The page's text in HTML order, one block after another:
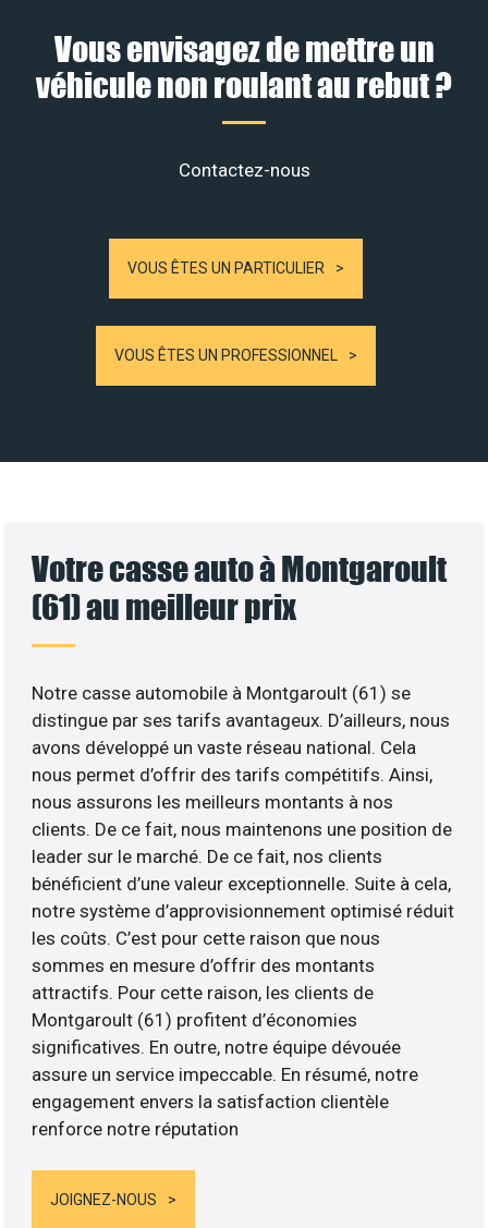
Vous envisagez de mettre un
véhicule non roulant au rebut ?
Contactez-nous
VOUS ÊTES UN PARTICULIER
VOUS ÊTES UN PROFESSIONNEL
Votre casse auto à Montgaroult
(61) au meilleur prix
Notre casse automobile à Montgaroult (61) se
distingue par ses tarifs avantageux. D’ailleurs, nous
avons développé un vaste réseau national. Cela
nous permet d’offrir des tarifs compétitifs. Ainsi,
nous assurons les meilleurs montants à nos
clients. De ce fait, nous maintenons une position de
leader sur le marché. De ce fait, nos clients
bénéficient d’une valeur exceptionnelle. Suite à cela,
notre système d’approvisionnement optimisé réduit
les coûts. C’est pour cette raison que nous
sommes en mesure d’offrir des montants
attractifs. Pour cette raison, les clients de
Montgaroult (61) profitent d’économies
significatives. En outre, notre équipe dévouée
assure un service impeccable. En résumé, notre
engagement envers la satisfaction clientèle
renforce notre réputation
JOIGNEZ-NOUS